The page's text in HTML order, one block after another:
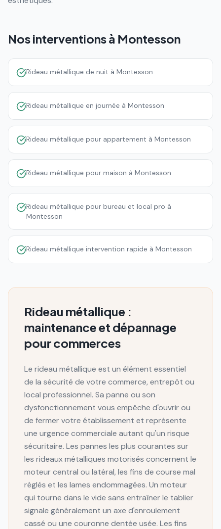
Nos interventions à Montesson
Rideau métallique de nuit à Montesson
Rideau métallique en journée à Montesson
Rideau métallique pour appartement à Montesson
Rideau métallique pour maison à Montesson
Rideau métallique pour bureau et local pro à
Montesson
Rideau métallique intervention rapide à Montesson
Rideau métallique :
maintenance et dépannage
pour commerces
Le rideau métallique est un élément essentiel
de la sécurité de votre commerce, entrepôt ou
local professionnel. Sa panne ou son
dysfonctionnement vous empêche d'ouvrir ou
de fermer votre établissement et représente
une urgence commerciale autant qu'un risque
sécuritaire. Les pannes les plus courantes sur
les rideaux métalliques motorisés concernent le
moteur central ou latéral, les fins de course mal
réglés et les lames endommagées. Un moteur
qui tourne dans le vide sans entraîner le tablier
signale généralement un axe d'enroulement
cassé ou une couronne dentée usée. Les fins